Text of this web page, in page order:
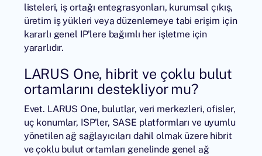
listeleri, iş ortağı entegrasyonları, kurumsal çıkış,
üretim iş yükleri veya düzenlemeye tabi erişim için
kararlı genel IP'lere bağımlı her işletme için
yararlıdır.
LARUS One, hibrit ve çoklu bulut
ortamlarını destekliyor mu?
Evet. LARUS One, bulutlar, veri merkezleri, ofisler,
uç konumlar, ISP'ler, SASE platformları ve uyumlu
yönetilen ağ sağlayıcıları dahil olmak üzere hibrit
ve çoklu bulut ortamları genelinde genel ağ